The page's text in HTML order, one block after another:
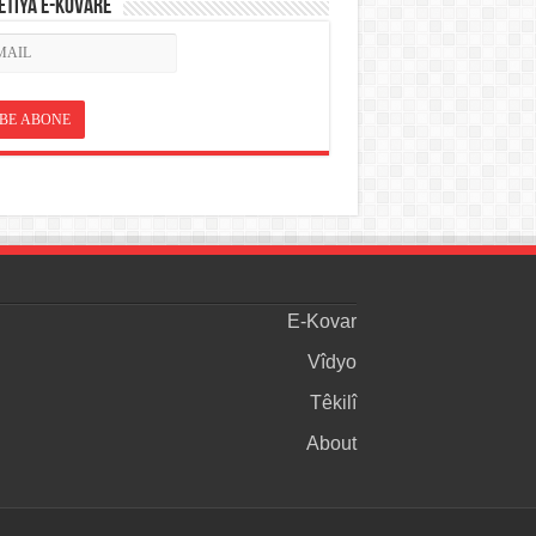
E-KOVARÊ
E-Kovar
Vîdyo
Têkilî
About